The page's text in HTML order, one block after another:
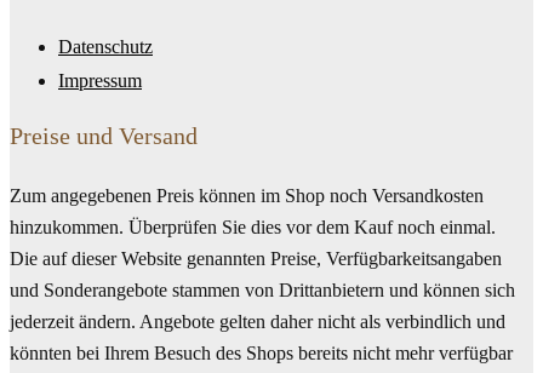
Datenschutz
Impressum
Preise und Versand
Zum angegebenen Preis können im Shop noch Versandkosten
hinzukommen. Überprüfen Sie dies vor dem Kauf noch einmal.
Die auf dieser Website genannten Preise, Verfügbarkeitsangaben
und Sonderangebote stammen von Drittanbietern und können sich
jederzeit ändern. Angebote gelten daher nicht als verbindlich und
könnten bei Ihrem Besuch des Shops bereits nicht mehr verfügbar